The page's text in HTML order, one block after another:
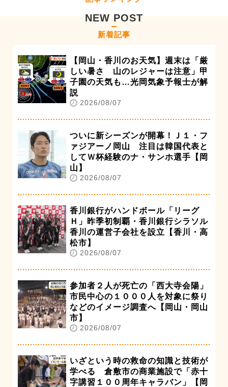
NEW POST
新着記事
【岡山・香川のお天気】週末は「厳
しい暑さ 山のレジャーは注意」甲
子園の天気も…光岡気象予報士が解
説
2026/08/07
ついに新シーズンが開幕！Ｊ１・フ
ァジアーノ岡山 注目は韓国代表と
してＷ杯経験のナ・サンホ選手【岡
山】
2026/08/07
香川銀行がハンドボール「リーグ
Ｈ」昨季初制覇・香川銀行シラソル
香川の運営子会社を設立【香川・高
松市】
2026/08/07
参加者２人が死亡の「西大寺会陽」
市民中心の１０００人を対象に祭り
などのイメージ調査へ【岡山・岡山
市】
2026/08/07
いざという時の救命の知識と技術が
学べる 倉敷市の商業施設で「赤十
字講習１００周年キャラバン」【岡